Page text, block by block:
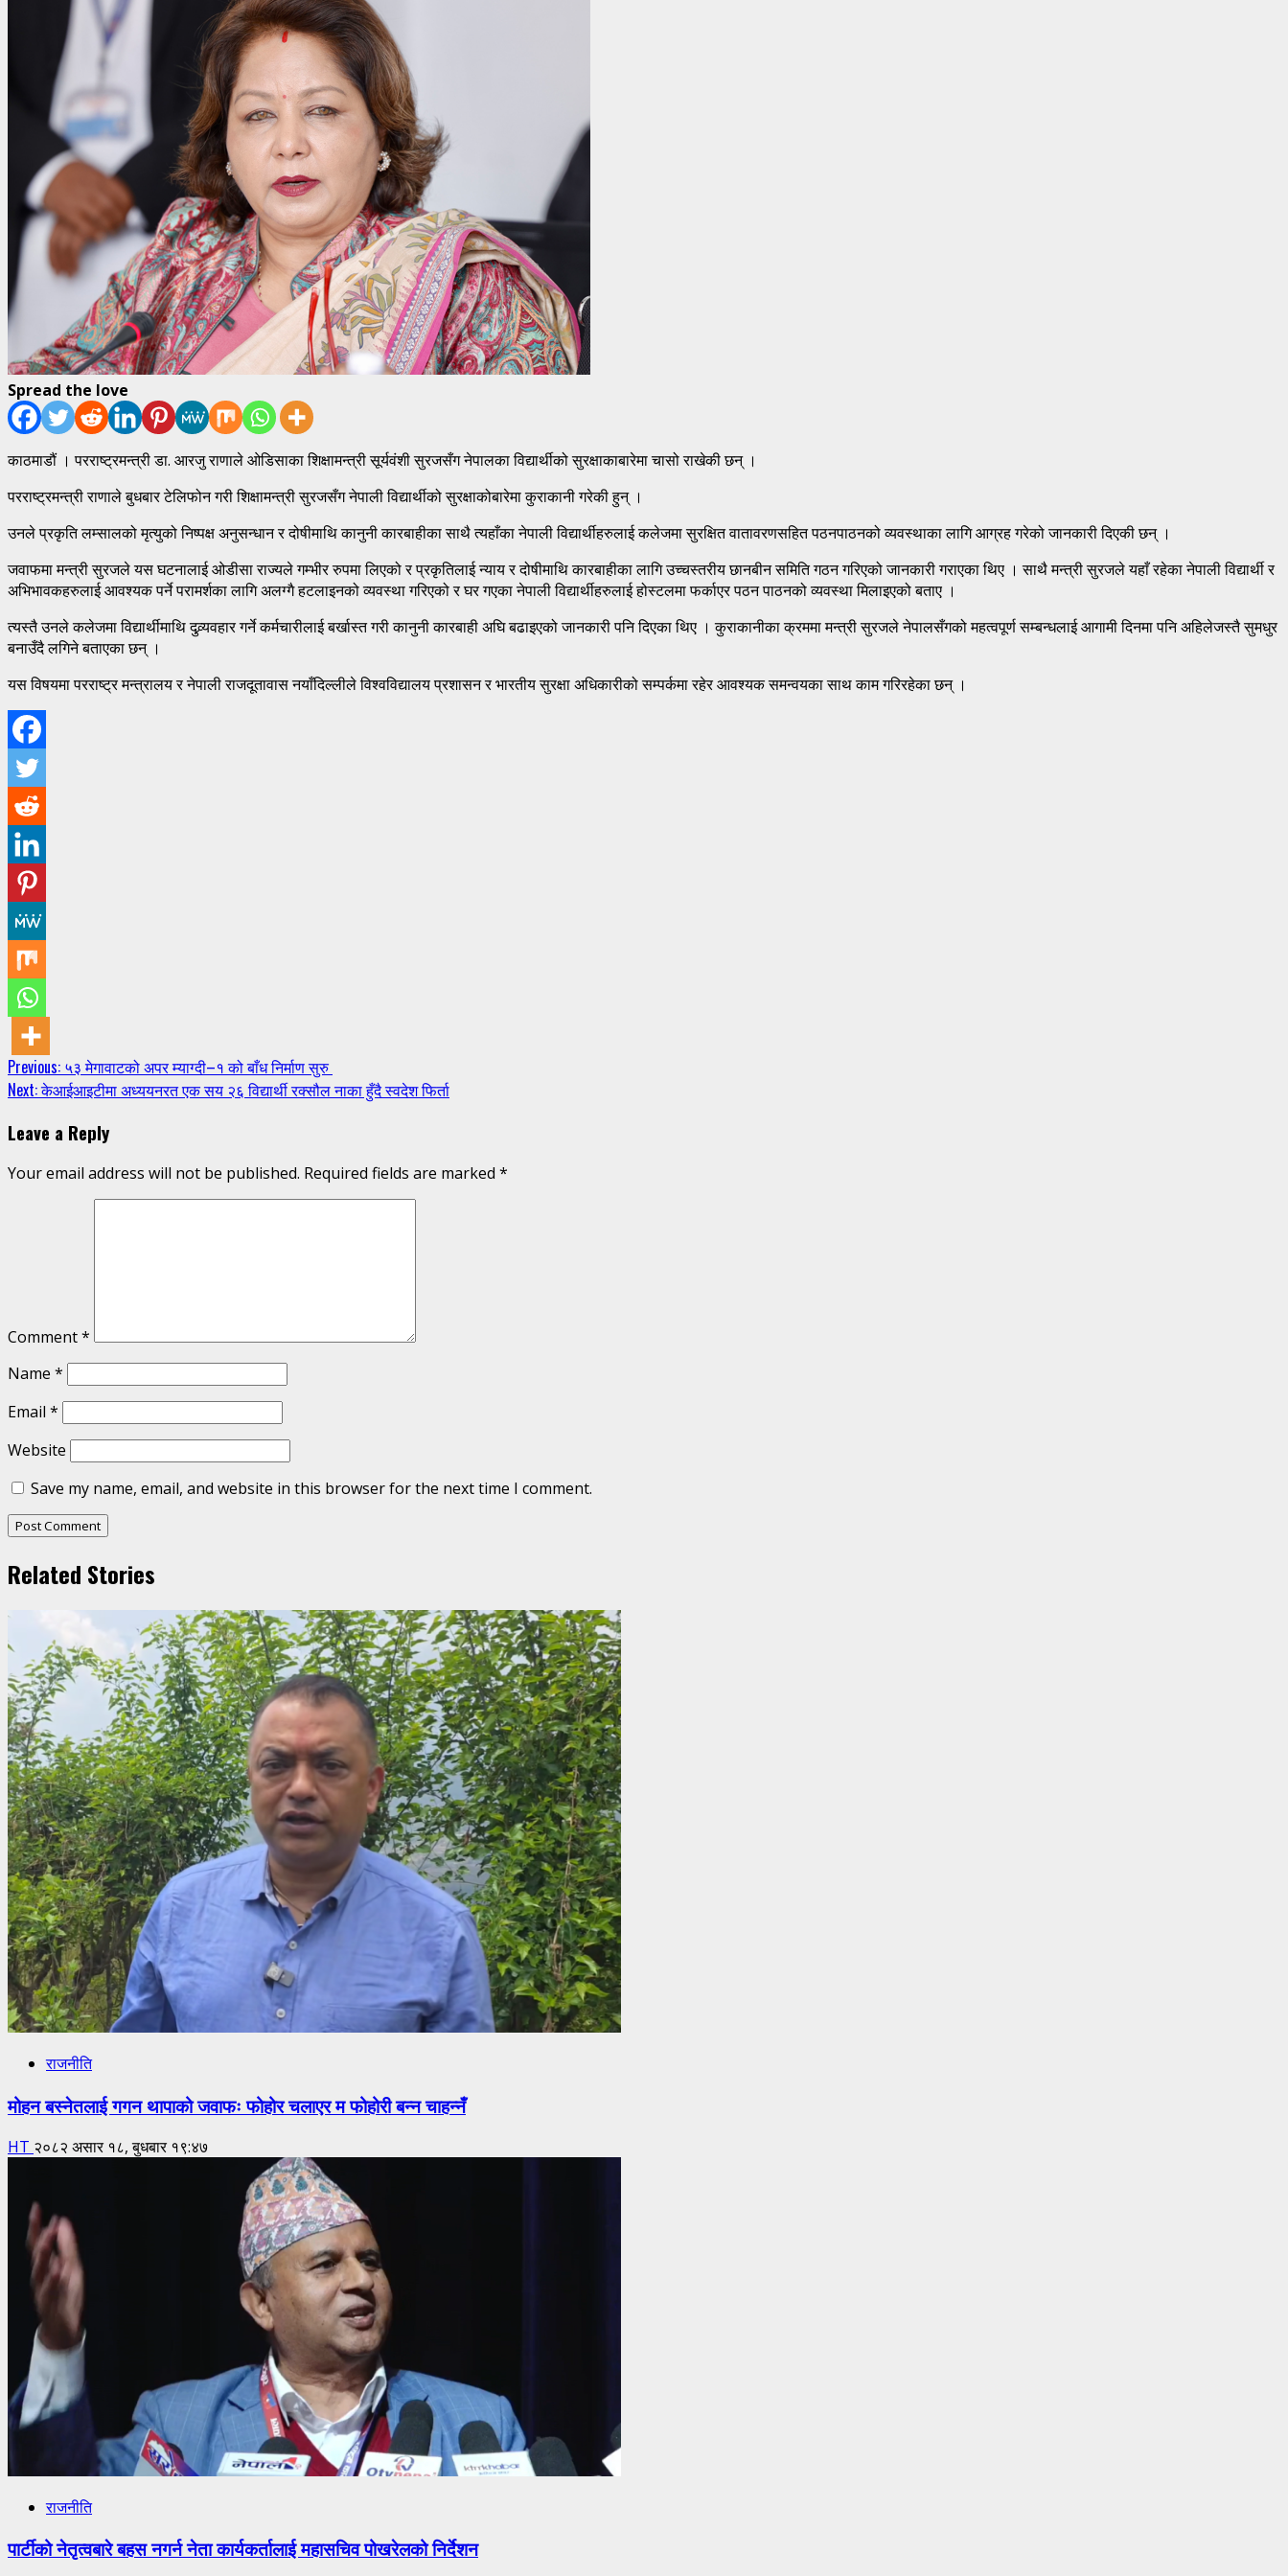
Spread the love
काठमाडौं । परराष्ट्रमन्त्री डा. आरजु राणाले ओडिसाका शिक्षामन्त्री सूर्यवंशी सुरजसँग नेपालका विद्यार्थीको सुरक्षाकाबारेमा चासो राखेकी छन् ।
परराष्ट्रमन्त्री राणाले बुधबार टेलिफोन गरी शिक्षामन्त्री सुरजसँग नेपाली विद्यार्थीको सुरक्षाकोबारेमा कुराकानी गरेकी हुन् ।
उनले प्रकृति लम्सालको मृत्युको निष्पक्ष अनुसन्धान र दोषीमाथि कानुनी कारबाहीका साथै त्यहाँका नेपाली विद्यार्थीहरुलाई कलेजमा सुरक्षित वातावरणसहित पठनपाठनको व्यवस्थाका लागि आग्रह गरेको जानकारी दिएकी छन् ।
जवाफमा मन्त्री सुरजले यस घटनालाई ओडीसा राज्यले गम्भीर रुपमा लिएको र प्रकृतिलाई न्याय र दोषीमाथि कारबाहीका लागि उच्चस्तरीय छानबीन समिति गठन गरिएको जानकारी गराएका थिए । साथै मन्त्री सुरजले यहाँ रहेका नेपाली विद्यार्थी र
अभिभावकहरुलाई आवश्यक पर्ने परामर्शका लागि अलग्गै हटलाइनको व्यवस्था गरिएको र घर गएका नेपाली विद्यार्थीहरुलाई होस्टलमा फर्काएर पठन पाठनको व्यवस्था मिलाइएको बताए ।
त्यस्तै उनले कलेजमा विद्यार्थीमाथि दुव्र्यवहार गर्ने कर्मचारीलाई बर्खास्त गरी कानुनी कारबाही अघि बढाइएको जानकारी पनि दिएका थिए । कुराकानीका क्रममा मन्त्री सुरजले नेपालसँगको महत्वपूर्ण सम्बन्धलाई आगामी दिनमा पनि अहिलेजस्तै सुमधुर
बनाउँदै लगिने बताएका छन् ।
यस विषयमा परराष्ट्र मन्त्रालय र नेपाली राजदूतावास नयाँदिल्लीले विश्वविद्यालय प्रशासन र भारतीय सुरक्षा अधिकारीको सम्पर्कमा रहेर आवश्यक समन्वयका साथ काम गरिरहेका छन् ।
Continue
Reading
Previous: ५३ मेगावाटको अपर म्याग्दी–१ को बाँध निर्माण सुरु
Next:केआईआइटीमा अध्ययनरत एक सय २६ विद्यार्थी रक्सौल नाका हुँदै स्वदेश फिर्ता
Leave a Reply
Your email address will not be published. Required fields are marked *
Comment*
Name *
Email *
Website
Save my name, email, and website in this browser for the next time I comment.
Related Stories
राजनीति
मोहन बस्नेतलाई गगन थापाको जवाफः फोहोर चलाएर म फोहोरी बन्न चाहन्नँ
HT २०८२ असार १८, बुधबार १९:४७
राजनीति
पार्टीको नेतृत्वबारे बहस नगर्न नेता कार्यकर्तालाई महासचिव पोखरेलको निर्देशन